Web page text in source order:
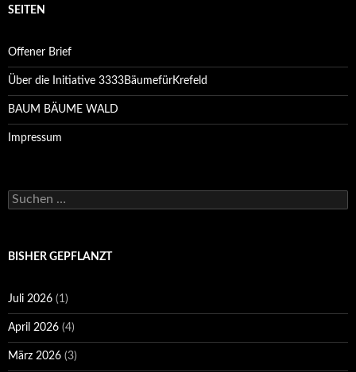
SEITEN
Offener Brief
Über die Initiative 3333BäumefürKrefeld
BAUM BÄUME WALD
Impressum
Suchen
nach:
BISHER GEPFLANZT
Juli 2026 (1)
April 2026 (4)
März 2026 (3)